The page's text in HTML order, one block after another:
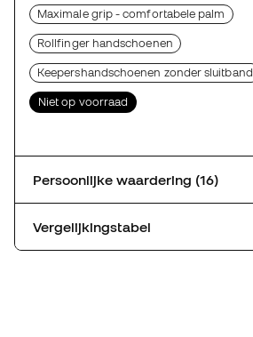
Maximale grip - comfortabele palm
Rollfinger handschoenen
Keepershandschoenen zonder sluitband
Niet op voorraad
Persoonlijke waardering (16)
Vergelijkingstabel